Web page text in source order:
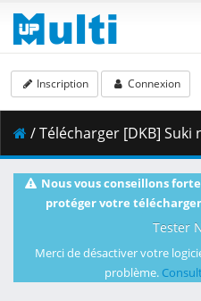
Inscription Connexion
/ Télécharger [DKB] Suki na Ko ga Megane wo Wasureta - S01E13
Nous vous conseillons
protéger votre
Tester
Merci de désactiver votre
problème.